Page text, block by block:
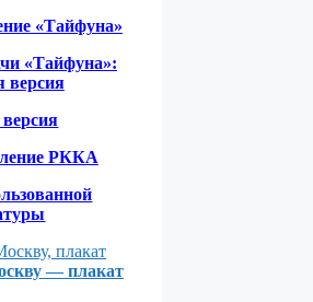
«Тайфуна»
«Тайфуна»:
версия
РККА
— плакат